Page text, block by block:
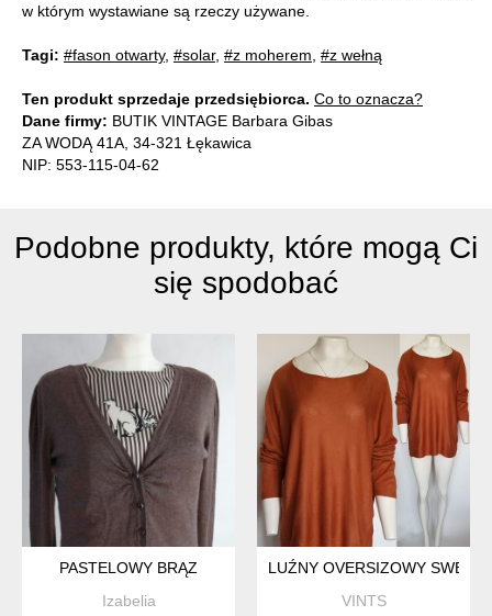
w którym wystawiane są rzeczy używane.
Tagi: #fason otwarty, #solar, #z moherem #z wełną
Ten produkt sprzedaje przedsiębiorca. Co to oznacza?
Dane firmy: BUTIK VINTAGE Barbara Gibas
ZA WODĄ 41A, 34-321 Łękawica
NIP: 553-115-04-62
Podobne produkty, które mogą Ci
się spodobać
PASTELOWY BRĄZ
Izabelia
LUŹNY OVERSIZOWY
VINTS